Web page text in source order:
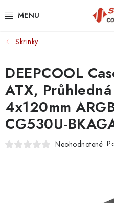
na
NOTEBOOKY
MOBILNÉ ZARIADENIA
PC A KOMPONENTY
PERIFÉRIE
TLAČIARNE
Skrinky
DEEPCOOL
ATX,
4x120mm
CG530U-
Neohodnotené